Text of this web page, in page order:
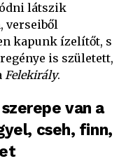
látszik
verseiből
kapunk ízelítőt, s
is született,
Felekirály.
van a
cseh, finn,